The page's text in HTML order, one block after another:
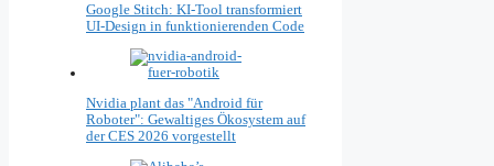
Google Stitch: KI-Tool transformiert
UI-Design in funktionierenden Code
Nvidia plant das "Android für
Roboter": Gewaltiges Ökosystem auf
der CES 2026 vorgestellt